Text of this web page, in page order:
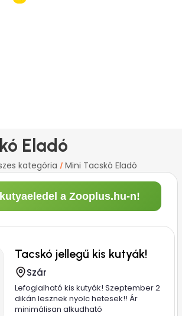
Eladó
kategória / Mini Tacskó Eladó
a Zooplus.hu-n!
Tacskó jellegű kis kutyák!
Szár
Lefoglalható kis kutyák! Szeptember 2
dikán lesznek nyolc hetesek!! Ár
minimálisan alkudható